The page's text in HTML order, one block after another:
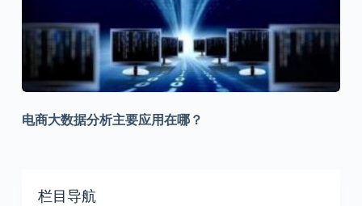
电商大数据分析主要应用在哪？
栏目导航